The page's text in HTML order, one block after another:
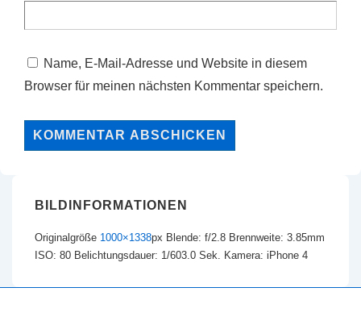
Name, E-Mail-Adresse und Website in diesem
Browser für meinen nächsten Kommentar speichern.
BILDINFORMATIONEN
Originalgröße 1000×1338px Blende: f/2.8 Brennweite: 3.85mm
ISO: 80 Belichtungsdauer: 1/603.0 Sek. Kamera: iPhone 4